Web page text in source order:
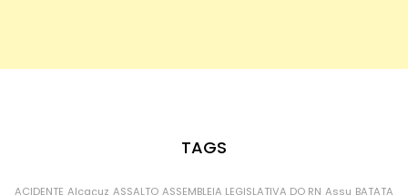
TAGS
ACIDENTE Alcaçuz ASSALTO ASSEMBLEIA LEGISLATIVA DO RN Assu BATATA